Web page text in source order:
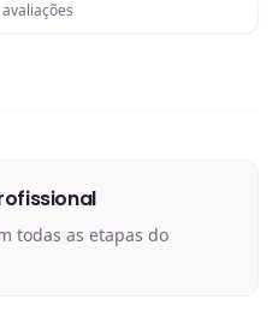
todas as etapas do